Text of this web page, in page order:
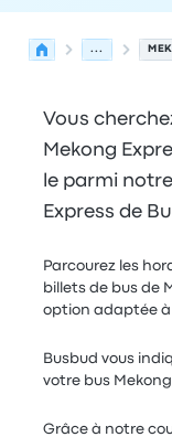
...
Vous
Mekong
le parmi
Express de
Parcourez les
billets de bus de
option adaptée à
Busbud vous
votre bus
Grâce à notre